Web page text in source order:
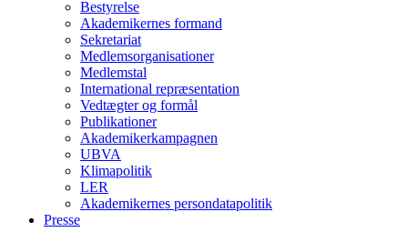
Bestyrelse
Akademikernes formand
Sekretariat
Medlemsorganisationer
Medlemstal
International repræsentation
Vedtægter og formål
Publikationer
Akademikerkampagnen
UBVA
Klimapolitik
LER
Akademikernes persondatapolitik
Presse